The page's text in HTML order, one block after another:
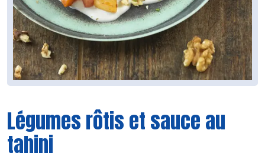
Légumes rôtis et sauce au
tahini